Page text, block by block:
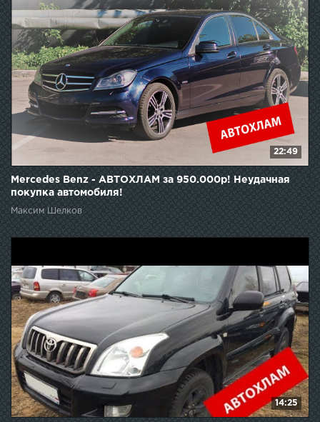
22:49
Mercedes Benz - АВТОХЛАМ за 950.000р! Неудачная
покупка автомобиля!
Максим Шелков
14:25